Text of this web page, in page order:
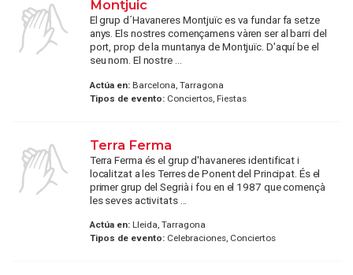
Montjuic
El grup d´Havaneres Montjuïc es va fundar fa setze
anys. Els nostres començamens vàren ser al barri del
port, prop de la muntanya de Montjuïc. D'aquí be el
seu nom. El nostre ...
Actúa en:Barcelona, Tarragona
Tipos de evento:Conciertos, Fiestas
Terra Ferma
Terra Ferma és el grup d'havaneres identificat i
localitzat a les Terres de Ponent del Principat. És el
primer grup del Segrià i fou en el 1987 que començà
les seves activitats ...
Actúa en:Lleida, Tarragona
Tipos de evento:Celebraciones, Conciertos